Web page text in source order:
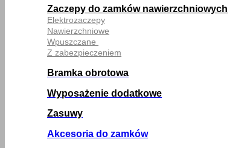
Zaczepy do zamków nawierzchniowych
Elektrozaczepy
Nawierzchniowe
Wpuszczane
Z zabezpieczeniem
Bramka obrotowa
Wyposażenie dodatkowe
Zasuwy
Akcesoria do zamków